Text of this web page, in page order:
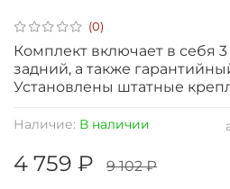
(0)
Наличие: В наличии
4 759 ₽ 9 102 ₽
Комплект включает в себя 3
задний, а также
Установлены штатные